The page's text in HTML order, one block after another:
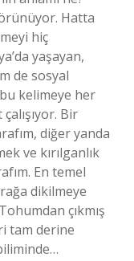
Hatta
hiç
yaşayan,
de sosyal
kelimeye her
Bir
diğer yanda
ve kırılganlık
En temel
dikilmeye
çıkmış
tam derine